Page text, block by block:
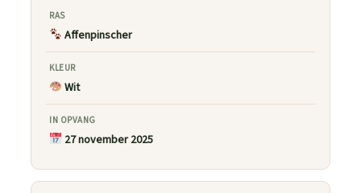
RAS
Affenpinscher
KLEUR
Wit
IN OPVANG
27 november 2025